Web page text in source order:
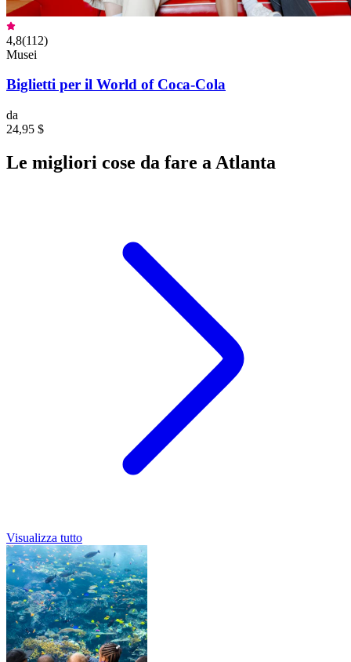
4,8(112)
Musei
Biglietti per il World of Coca-Cola
da
24,95 $
Le migliori cose da fare a Atlanta
Visualizza tutto